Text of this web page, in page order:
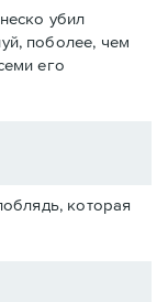
убил
поболее, чем
его
которая